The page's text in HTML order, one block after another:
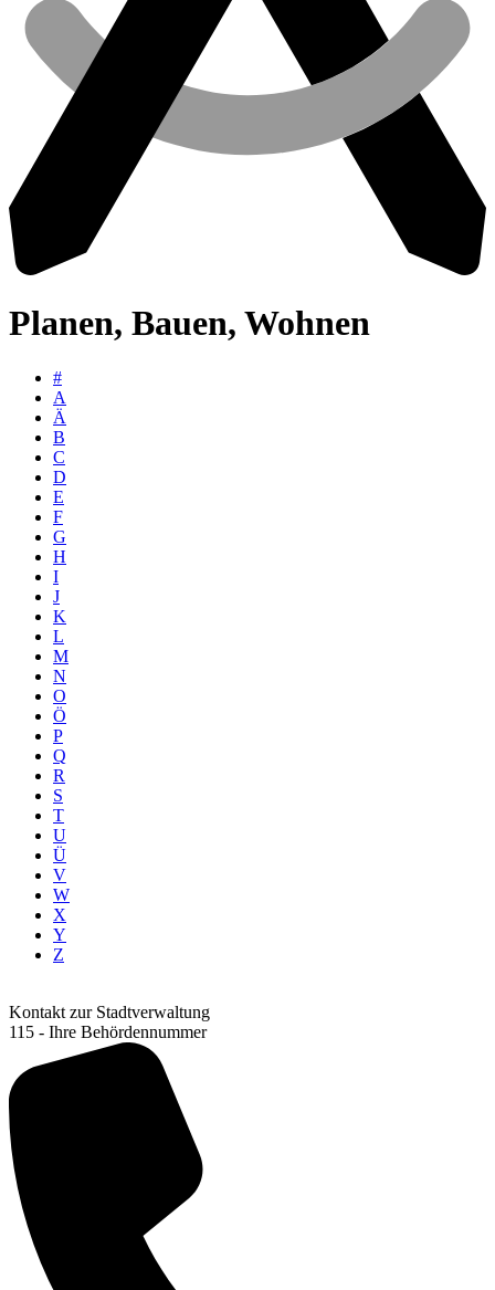
Planen, Bauen, Wohnen
#
A
Ä
B
C
D
E
F
G
H
I
J
K
L
M
N
O
Ö
P
Q
R
S
T
U
Ü
V
W
X
Y
Z
Kontakt zur Stadtverwaltung
115 - Ihre Behördennummer